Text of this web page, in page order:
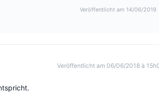
Veröffentlicht am 14/06/2019
Veröffentlicht am 06/06/2018 à